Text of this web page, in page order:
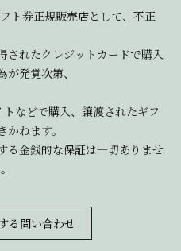
ト券正規販売店として、不正
されたクレジットカードで購入
発覚次第、
などで購入、譲渡されたギフ
ねます。
る金銭的な保証は一切ありませ
る問い合わせ